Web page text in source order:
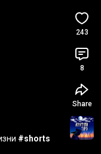
#shorts
243
8
Share